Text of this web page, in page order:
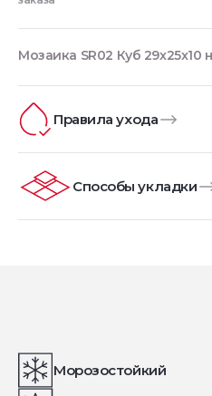
Мозаика SR02 Куб 29x25x10
Правила ухода
Способы укладки
Морозостойкий